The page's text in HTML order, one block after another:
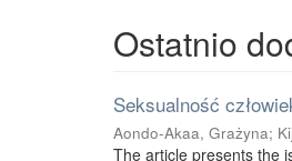
Ostatnio
Seksualność
Aondo-Akaa, Grażyna;
The article presents the